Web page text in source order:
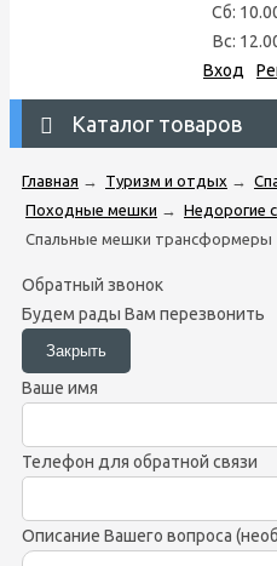
Сб:
Вс:
Вход
Каталог товаров
Главная → Туризм и отдых →
Походные мешки → Недорогие
Спальные мешки трансформеры
Обратный звонок
Будем рады Вам перезвонить
Ваше имя
Телефон для обратной связи
Описание Вашего вопроса